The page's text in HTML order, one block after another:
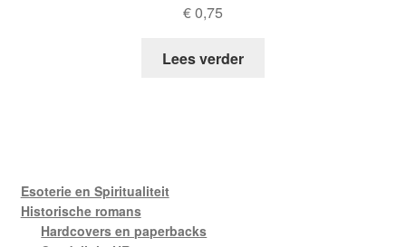
€0,75
Lees verder
Esoterie en Spiritualiteit
Historische romans
Hardcovers en paperbacks